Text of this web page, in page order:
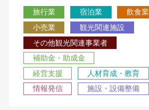
旅行業 宿泊業
飲食業
小売業
観光関連施設
その他観光関連事業者
補助金・助成金
経営支援
人材育成・教育
情報発信
施設・設備整備